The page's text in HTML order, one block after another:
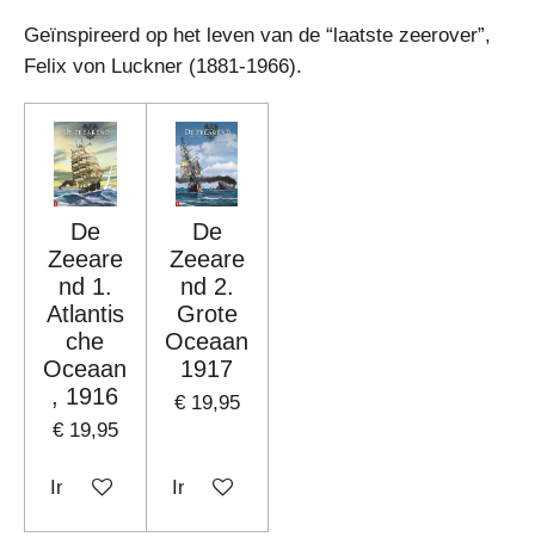
Geïnspireerd op het leven van de “laatste zeerover”,
Felix von Luckner (1881-1966).
De
Zeeare
nd 1.
Atlantis
che
Oceaan
, 1916
€ 19,95
In winkelwagen
De
Zeeare
nd 2.
Grote
Oceaan
1917
€ 19,95
In winkelwagen